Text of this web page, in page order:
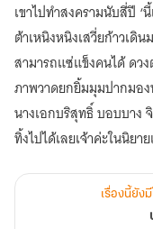
เขาไปทำสงครามนับสี่ปี ‘
ต้าเหนิงหนิงเสวี่ยก้าวเดิ
สามารถแซ่แข็งคนได้ ดว
ภาพวาดยกยิ้มมุมปากมอ
นางเอกบริสุทธิ์ บอบบาง
ทิ้งไปได้เลยเจ้าค่ะในนิยา
นิยายเรื่องนี้อาจมีฉากร่ว
ภาษาที่แสดงอารมณ์ทาง
เรื่องนี้ยัง